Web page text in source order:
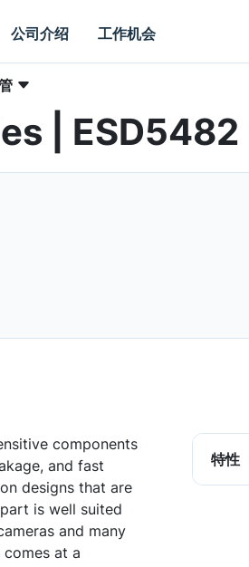
公司介绍 工作机会
| ESD5482
components
and fast
designs that are
is well suited
and many
at a
特性